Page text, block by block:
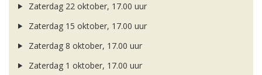
Zaterdag 22 oktober, 17.00 uur
Zaterdag 15 oktober, 17.00 uur
Zaterdag 8 oktober, 17.00 uur
Zaterdag 1 oktober, 17.00 uur